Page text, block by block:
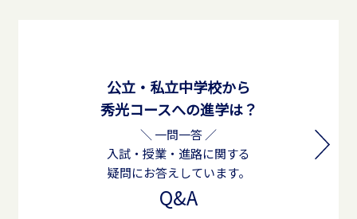
公立・私立中学校から
秀光コースへの進学は？
＼ 一問一答 ／
入試・授業・進路に関する
疑問にお答えしています。
Q&A